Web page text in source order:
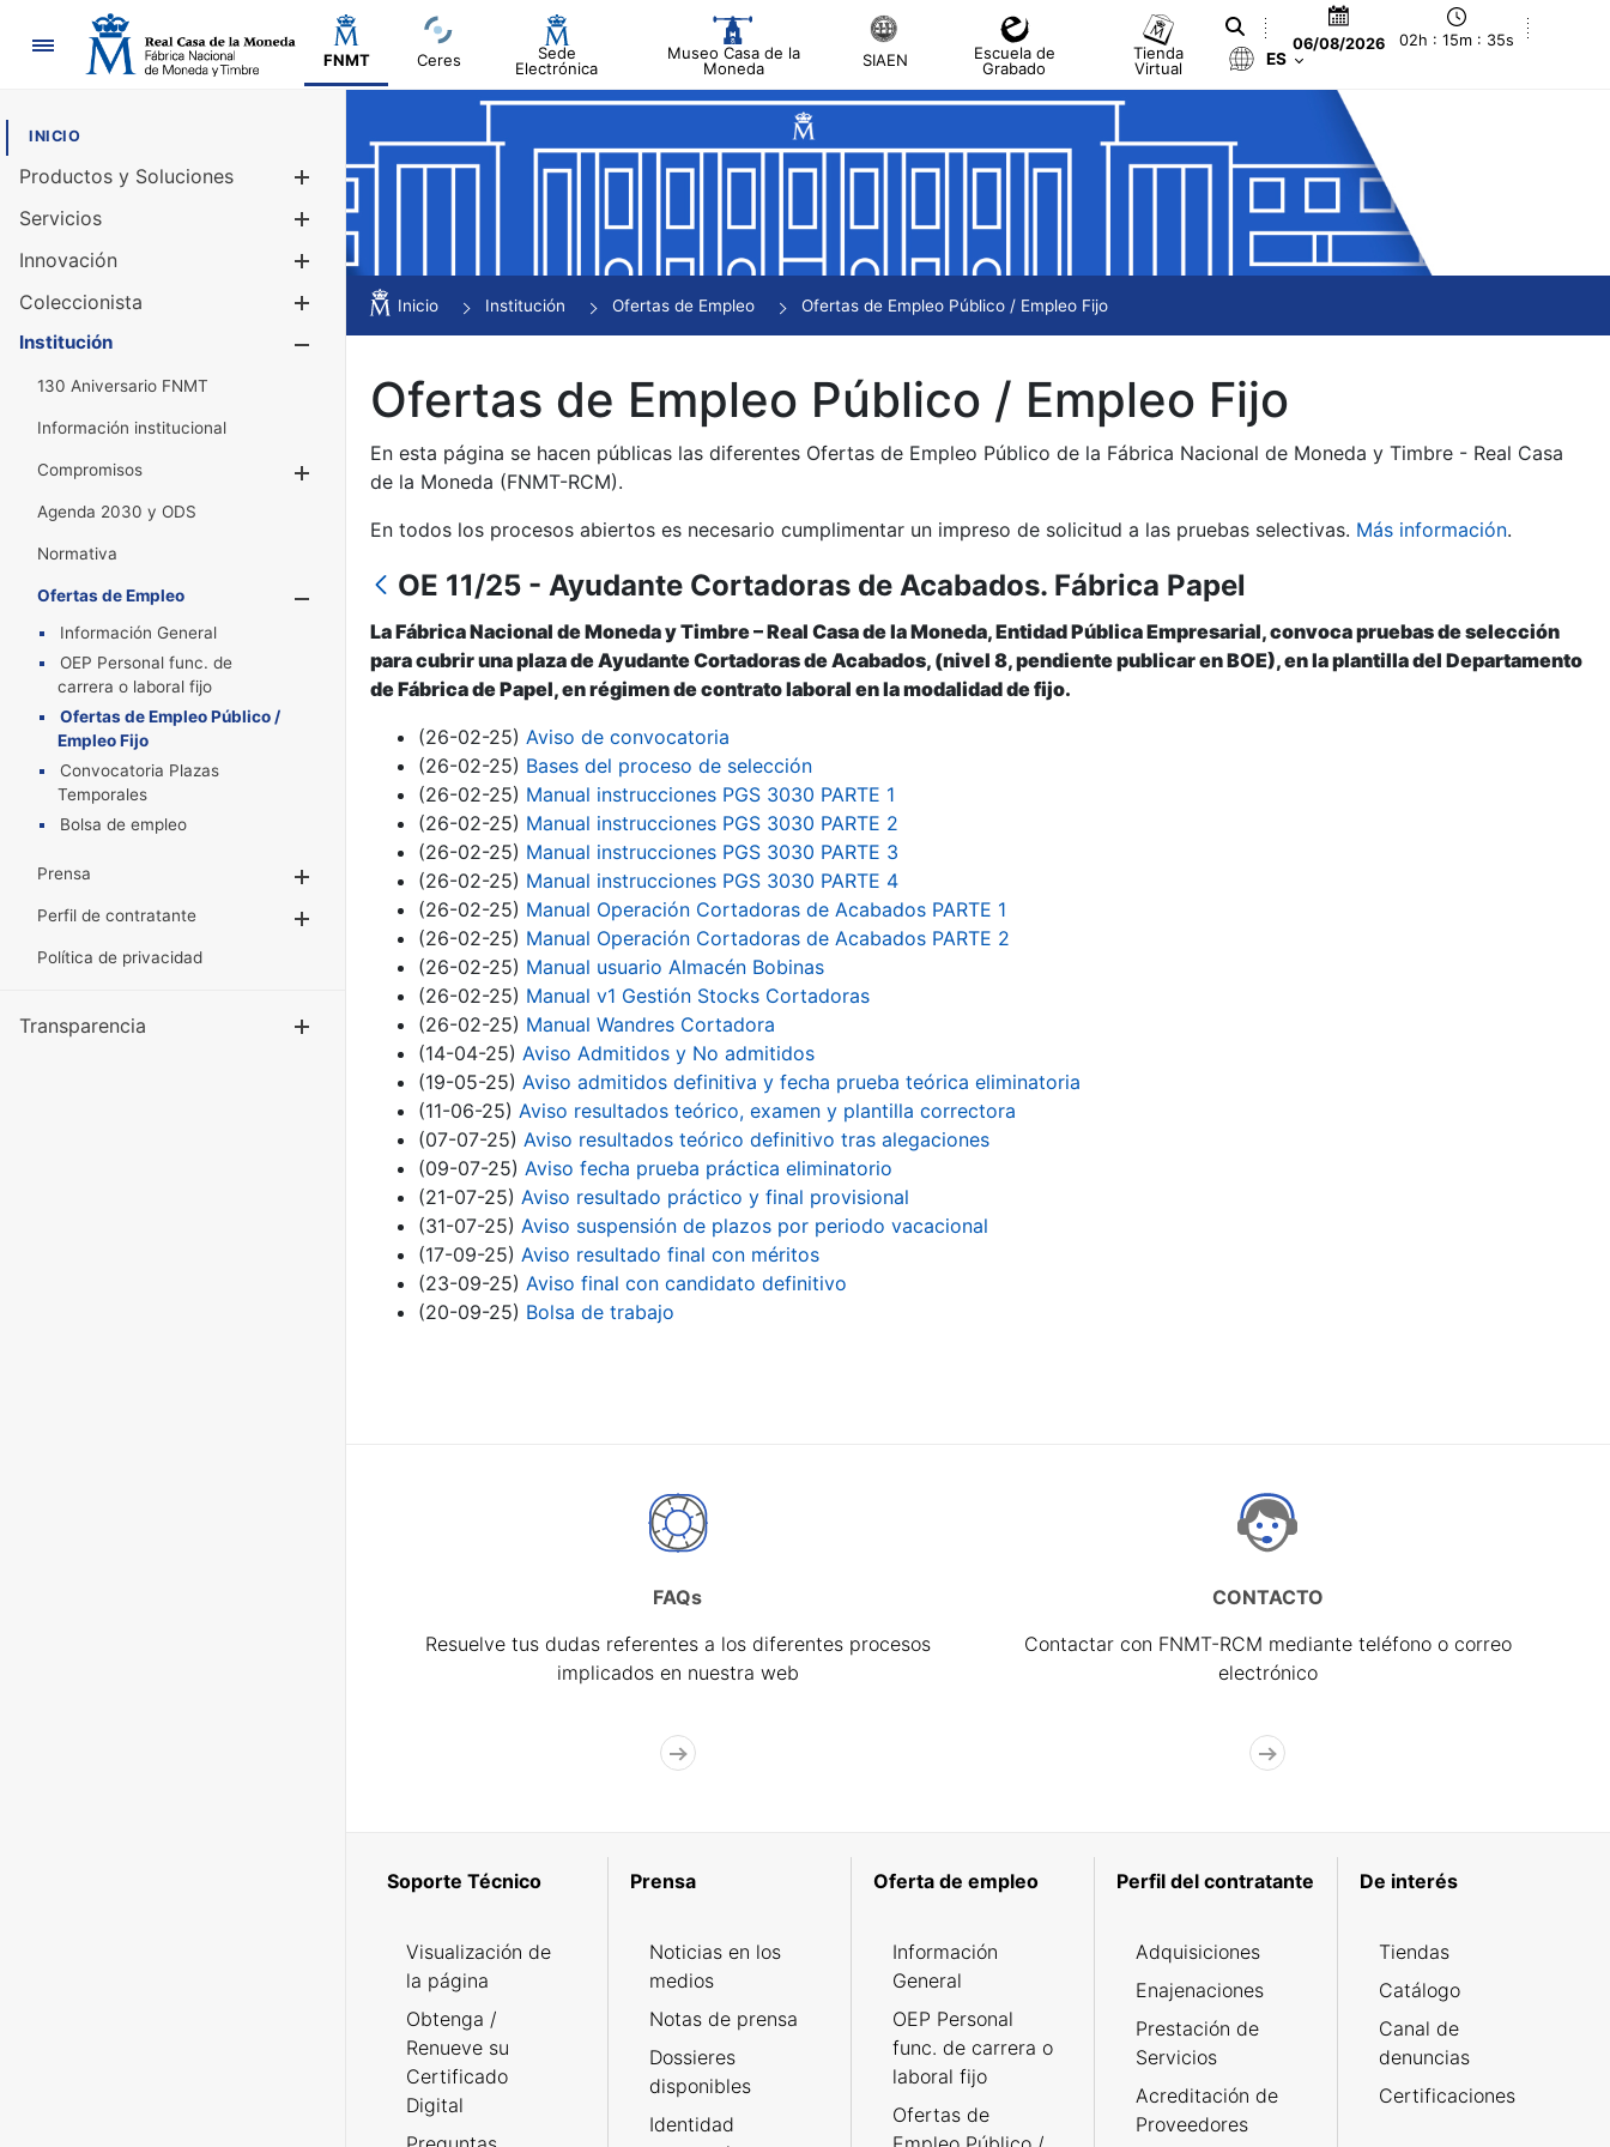
Navegación
FNMT Ceres
Sede
Electrónica
Museo Casa de la
Moneda
SIAEN
Escuela de
Grabado
Tienda
Virtual
06/08/2026 02h : 15m : 35s
ES
INICIO
Productos y Soluciones
Mostrar/Ocultar
Servicios
Innovación
Coleccionista
Mostrar/Ocultar
Institución
130 Aniversario FNMT
Información institucional
Compromisos
Mostrar/Ocultar
Agenda 2030 y ODS
Normativa
Ofertas de Empleo
Mostrar/Ocultar
Información General
OEP Personal func. de
carrera o laboral fijo
Ofertas de Empleo Público /
Empleo Fijo
Convocatoria Plazas
Temporales
Bolsa de empleo
Prensa
Mostrar/Ocultar
Perfil de contratante
Mostrar/Ocultar
Política de privacidad
Transparencia Mostrar/Ocultar
Inicio Institución Ofertas de Empleo Ofertas de Empleo Público / Empleo Fijo
Ofertas de Empleo Público / Empleo Fijo
En esta página se hacen públicas las diferentes Ofertas de Empleo Público de la Fábrica Nacional de Moneda y Timbre - Real Casa
de la Moneda (FNMT-RCM).
En todos los procesos abiertos es necesario cumplimentar un impreso de solicitud a las pruebas selectivas. Más información.
OE 11/25 - Ayudante Cortadoras de Acabados. Fábrica Papel
La Fábrica Nacional de Moneda y Timbre – Real Casa de la Moneda, Entidad Pública Empresarial, convoca pruebas de selección
para cubrir una plaza de Ayudante Cortadoras de Acabados, (nivel 8, pendiente publicar en BOE), en la plantilla del Departamento
de Fábrica de Papel, en régimen de contrato laboral en la modalidad de fijo.
(26-02-25) Aviso de convocatoria
(26-02-25) Bases del proceso de selección
(26-02-25) Manual instrucciones PGS 3030 PARTE 1
(26-02-25) Manual instrucciones PGS 3030 PARTE 2
(26-02-25) Manual instrucciones PGS 3030 PARTE 3
(26-02-25) Manual instrucciones PGS 3030 PARTE 4
(26-02-25) Manual Operación Cortadoras de Acabados PARTE 1
(26-02-25) Manual Operación Cortadoras de Acabados PARTE 2
(26-02-25) Manual usuario Almacén Bobinas
(26-02-25) Manual v1 Gestión Stocks Cortadoras
(26-02-25) Manual Wandres Cortadora
(14-04-25) Aviso Admitidos y No admitidos
(19-05-25) Aviso admitidos definitiva y fecha prueba teórica eliminatoria
(11-06-25) Aviso resultados teórico, examen y plantilla correctora
(07-07-25) Aviso resultados teórico definitivo tras alegaciones
(09-07-25) Aviso fecha prueba práctica eliminatorio
(21-07-25) Aviso resultado práctico y final provisional
(31-07-25) Aviso suspensión de plazos por periodo vacacional
(17-09-25) Aviso resultado final con méritos
(23-09-25) Aviso final con candidato definitivo
(20-09-25) Bolsa de trabajo
FAQs
Resuelve tus dudas referentes a los diferentes procesos
implicados en nuestra web
CONTACTO
Contactar con FNMT-RCM mediante teléfono o correo
electrónico
Soporte Técnico
Visualización de
la página
Obtenga /
Renueve su
Certificado
Digital
Prensa
Noticias en los
medios
Notas de prensa
Dossieres
disponibles
Identidad
Oferta de empleo
Información
General
OEP Personal
func. de carrera o
laboral fijo
Ofertas de
Perfil del contratante
Adquisiciones
Enajenaciones
Prestación de
Servicios
Acreditación de
Proveedores
De interés
Tiendas
Catálogo
Canal de
denuncias
Certificaciones